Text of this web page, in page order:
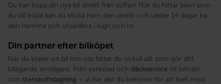
Du kan köpa din nya bil direkt från soffan! När du hittar bilen som
du vill köpa kan du klicka hem den direkt och under 14 dagar ha
den hemma och utvärdera i lugn och ro.
Din partner efter bilköpet
När du köper en bil hos oss hittar du också allt som gör ditt
bilägande smidigare. Från verkstad och däckservice till biltvätt
och stenskottslagning – vi har det du behöver för att livet med